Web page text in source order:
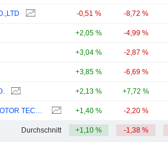
-0,51 % -8,72 %
+2,05 % -4,99 %
+3,04 % -2,87 %
+3,85 % -6,69 %
+2,13 % +7,72 %
ZHEJIANG LEAPMOTOR TECHNOLOGY CO., LTD. +1,40 % -2,20 %
Durchschnitt +1,10 % -1,38 %